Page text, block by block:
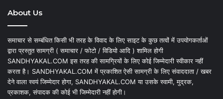
About Us
समाचार से सम्बंधित किसी भी तरह के विवाद के लिए साइट के कुछ तत्वों में उपयोगकर्ताओं
द्वारा प्रस्तुत सामग्री ( समाचार / फोटो / विडियो आदि ) शामिल होगी
SANDHYAKAL.COM इस तरह की सामग्रियों के लिए कोई जिम्मेदारी स्वीकार नहीं
करता है। SANDHYAKAL.COM में प्रकाशित ऐसी सामग्री के लिए संवाददाता / खबर
देने वाला स्वयं जिम्मेदार होगा, SANDHYAKAL.COM या उसके स्वामी, मुद्रक,
प्रकाशक, संपादक की कोई भी जिम्मेदारी नहीं होगी।